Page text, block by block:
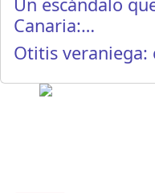
Canaria:…
Otitis veraniega: